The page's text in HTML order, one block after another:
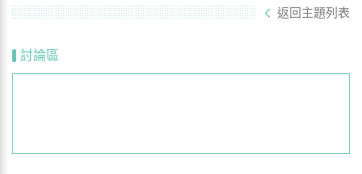
返回主題列表
討論區